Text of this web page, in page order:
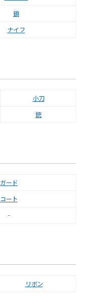
鎖
ナイフ
小刀
銃
ガード
コート
-
リボン